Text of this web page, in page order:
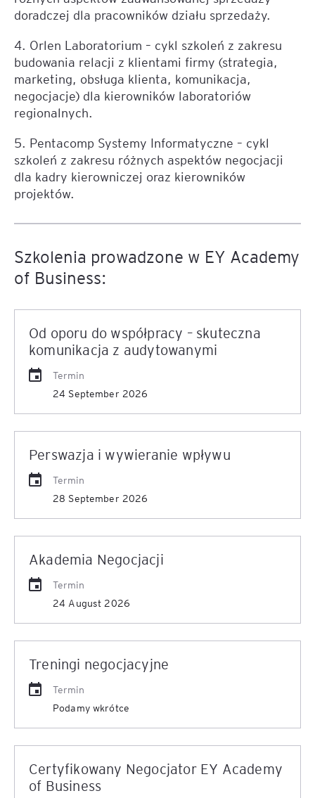
doradczej dla pracowników działu sprzedaży.
4. Orlen Laboratorium – cykl szkoleń z zakresu
budowania relacji z klientami firmy (strategia,
marketing, obsługa klienta, komunikacja,
negocjacje) dla kierowników laboratoriów
regionalnych.
5. Pentacomp Systemy Informatyczne – cykl
szkoleń z zakresu różnych aspektów negocjacji
dla kadry kierowniczej oraz kierowników
projektów.
Szkolenia prowadzone w EY Academy
of Business:
Od oporu do współpracy – skuteczna
komunikacja z audytowanymi
Termin
24 September 2026
Perswazja i wywieranie wpływu
Termin
28 September 2026
Akademia Negocjacji
Termin
24 August 2026
Treningi negocjacyjne
Termin
Podamy wkrótce
Certyfikowany Negocjator EY Academy
of Business